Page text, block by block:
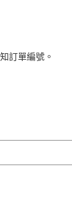
訂單編號。